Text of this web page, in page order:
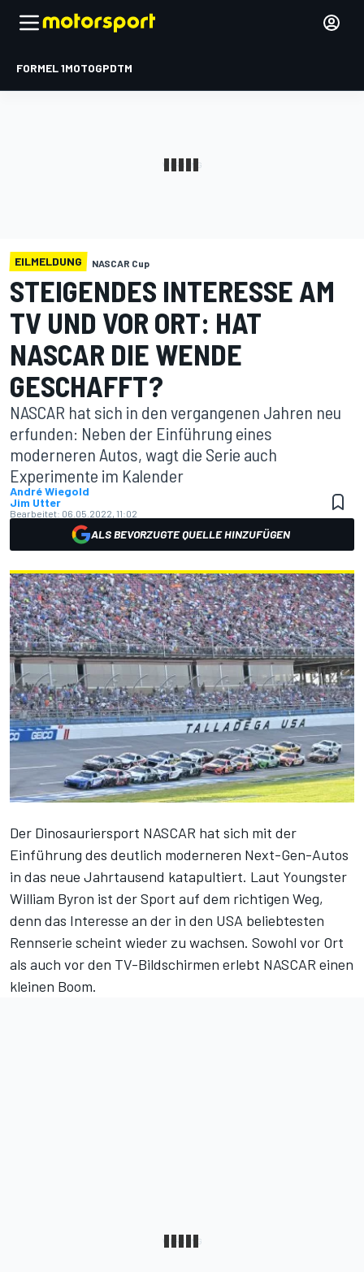
FORMEL 1MOTOGPDTM
EILMELDUNG NASCAR Cup
STEIGENDES INTERESSE AM
TV UND VOR ORT: HAT
NASCAR DIE WENDE
GESCHAFFT?
NASCAR hat sich in den vergangenen Jahren neu
erfunden: Neben der Einführung eines
moderneren Autos, wagt die Serie auch
Experimente im Kalender
André Wiegold
Jim Utter
Bearbeitet: 06.05.2022, 11:02
ALS BEVORZUGTE QUELLE HINZUFÜGEN
Der Dinosauriersport NASCAR hat sich mit der
Einführung des deutlich moderneren Next-Gen-Autos
in das neue Jahrtausend katapultiert. Laut Youngster
William Byron ist der Sport auf dem richtigen Weg,
denn das Interesse an der in den USA beliebtesten
Rennserie scheint wieder zu wachsen. Sowohl vor Ort
als auch vor den TV-Bildschirmen erlebt NASCAR einen
kleinen Boom.